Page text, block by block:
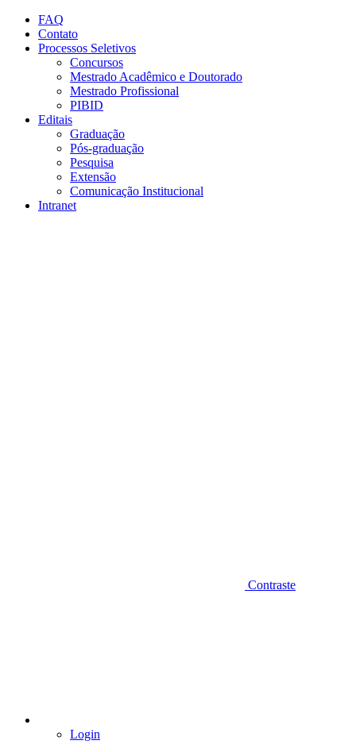
Conteúdo principal
FAQ
Contato
Processos Seletivos
Concursos
Mestrado Acadêmico e Doutorado
Mestrado Profissional
PIBID
Editais
Graduação
Pós-graduação
Pesquisa
Extensão
Comunicação Institucional
Intranet
Contraste
Login